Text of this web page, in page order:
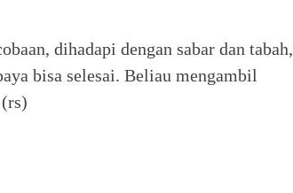
dihadapi dengan sabar dan tabah,
bisa selesai. Beliau mengambil